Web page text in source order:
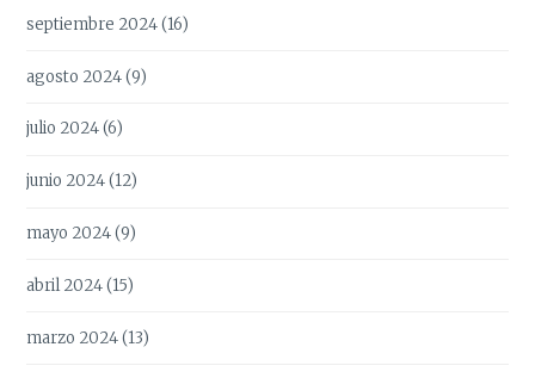
septiembre 2024(16)
agosto 2024(9)
julio 2024(6)
junio 2024(12)
mayo 2024(9)
abril 2024(15)
marzo 2024(13)